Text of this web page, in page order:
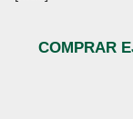
COMPRAR